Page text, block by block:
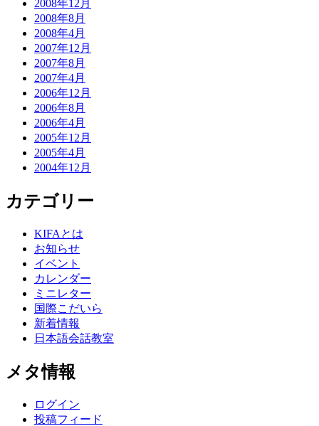
2008年12月
2008年8月
2008年4月
2007年12月
2007年8月
2007年4月
2006年12月
2006年8月
2006年4月
2005年12月
2005年4月
2004年12月
カテゴリー
KIFAとは
お知らせ
イベント
カレンダー
ミニレター
国際こだいら
新着情報
日本語会話教室
メタ情報
ログイン
投稿フィード